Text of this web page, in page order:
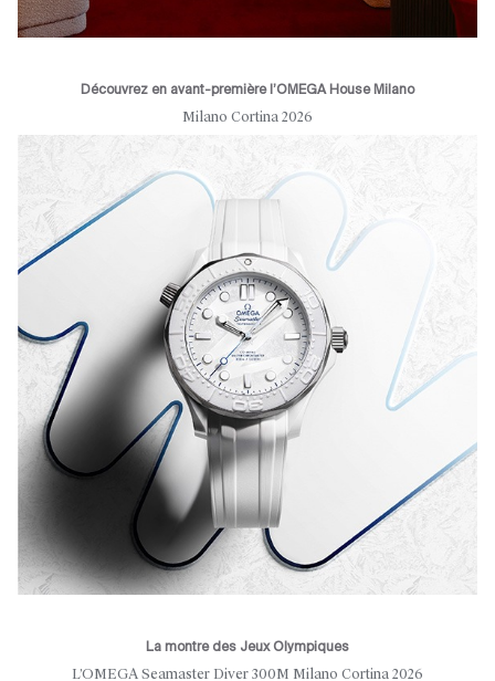
Découvrez en avant-première l’OMEGA House Milano
Milano Cortina 2026
La montre des Jeux Olympiques
L’OMEGA Seamaster Diver 300M Milano Cortina 2026